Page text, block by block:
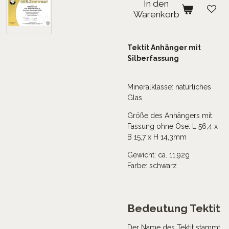
In den
Warenkorb
Tektit Anhänger mit
Silberfassung
Mineralklasse: natürliches
Glas
Größe des Anhängers mit
Fassung ohne Öse: L 56,4 x
B 15,7 x H 14,3mm
Gewicht: ca. 11,92g
Farbe: schwarz
Bedeutung Tektit
Der Name des Tektit stammt